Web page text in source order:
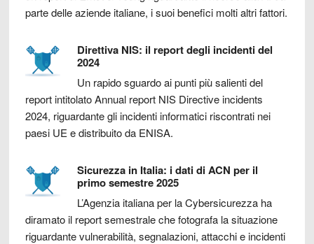
parte delle aziende italiane, i suoi benefici molti altri fattori.
Direttiva NIS: il report degli incidenti del
2024
Un rapido sguardo ai punti più salienti del
report intitolato Annual report NIS Directive incidents
2024, riguardante gli incidenti informatici riscontrati nei
paesi UE e distribuito da ENISA.
Sicurezza in Italia: i dati di ACN per il
primo semestre 2025
L’Agenzia italiana per la Cybersicurezza ha
diramato il report semestrale che fotografa la situazione
riguardante vulnerabilità, segnalazioni, attacchi e incidenti